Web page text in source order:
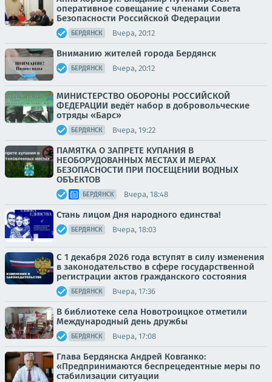
оперативное совещание с членами Совета
Безопасности Российской Федерации
БЕРДЯНСК Вчера, 20:12
Вниманию жителей города Бердянск
БЕРДЯНСК Вчера, 20:12
МИНИСТЕРСТВО ОБОРОНЫ РОССИЙСКОЙ
ФЕДЕРАЦИИ ведёт набор в добровольческие
отряды «Барс»
БЕРДЯНСК Вчера, 19:22
ПАМЯТКА О ЗАПРЕТЕ КУПАНИЯ В
НЕОБОРУДОВАННЫХ МЕСТАХ И МЕРАХ
БЕЗОПАСНОСТИ ПРИ ПОСЕЩЕНИИ ВОДНЫХ
ОБЪЕКТОВ
БЕРДЯНСК Вчера, 18:48
Стань лицом Дня народного единства!
БЕРДЯНСК Вчера, 18:03
С 1 декабря 2026 года вступят в силу изменения
в законодательство в сфере государственной
регистрации актов гражданского состояния
БЕРДЯНСК Вчера, 17:36
В библиотеке села Новотроицкое отметили
Международный день дружбы
БЕРДЯНСК Вчера, 17:08
Глава Бердянска Андрей Ковганко:
«Предпринимаются беспрецедентные меры по
стабилизации ситуации